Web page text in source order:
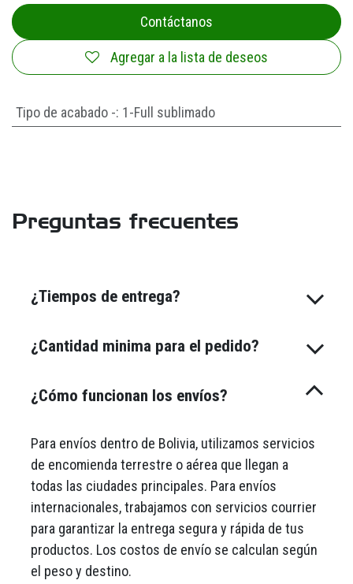
Contáctanos
Agregar a la lista de deseos
Tipo de acabado -: 1-Full sublimado
Preguntas frecuentes
¿Tiempos de entrega?
¿Cantidad minima para el pedido?
¿Cómo funcionan los envíos?
Para envíos dentro de Bolivia, utilizamos servicios
de encomienda terrestre o aérea que llegan a
todas las ciudades principales. Para envíos
internacionales, trabajamos con servicios courrier
para garantizar la entrega segura y rápida de tus
productos. Los costos de envío se calculan según
el peso y destino.